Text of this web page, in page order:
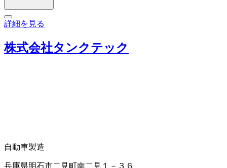
詳細を見る
株式会社タンクテック
自動車製造
兵庫県明石市二見町南二見１－３６